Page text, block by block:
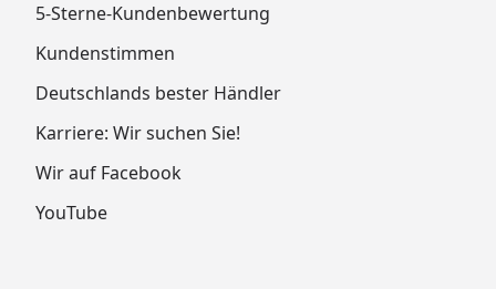
5-Sterne-Kundenbewertung
Kundenstimmen
Deutschlands bester Händler
Karriere: Wir suchen Sie!
Wir auf Facebook
YouTube